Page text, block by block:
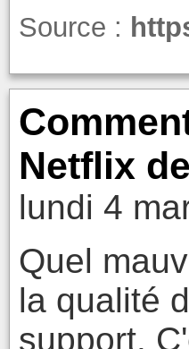
Source :
Netflix
lundi 4
Quel
la qualité
support.